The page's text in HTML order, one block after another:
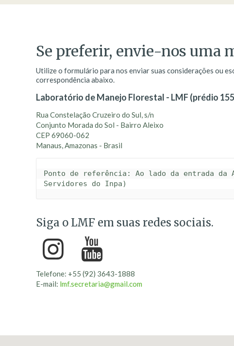
Se preferir, envie-nos uma
Utilize o formulário para nos enviar suas considerações ou
correspondência abaixo.
Laboratório de Manejo Florestal - LMF (prédio
Rua Constelação Cruzeiro do Sul, s/n
Conjunto Morada do Sol - Bairro Aleixo
CEP 69060-062
Manaus, Amazonas - Brasil
Ponto de referência: Ao lado da entrada da
Siga o LMF em suas redes sociais.
Telefone: +55 (92) 3643-1888
E-mail: lmf.secretaria@gmail.com